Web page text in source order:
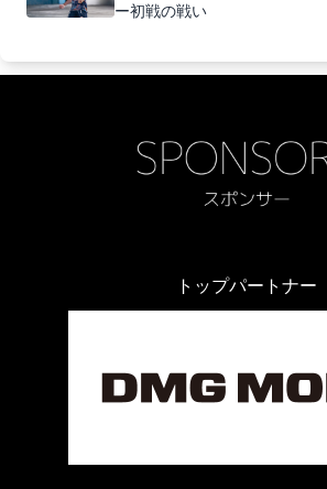
ー初戦の戦い
トップパートナー